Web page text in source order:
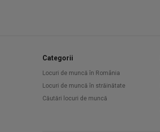
Categorii
Locuri de muncă în România
Locuri de muncă în străinătate
Căutări locuri de muncă